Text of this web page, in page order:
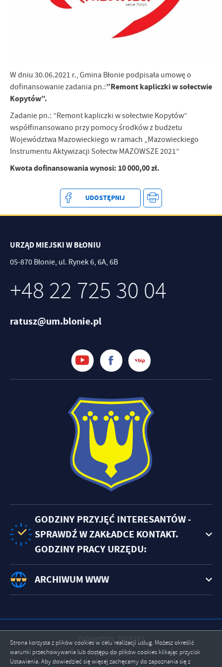
W dniu 30.06.2021 r., Gmina Błonie podpisała umowę o
dofinansowanie zadania pn.:”Remont kapliczki w sołectwie
Kopytów”.
Zadanie pn.: ”Remont kapliczki w sołectwie Kopytów”
współfinansowano przy pomocy środków z budżetu
Województwa Mazowieckiego w ramach „Mazowieckiego
Instrumentu Aktywizacji Sołectw MAZOWSZE 2021”
Kwota dofinansowania wynosi: 10 000,00 zł.
UDOSTĘPNIJ
URZĄD MIEJSKI W BŁONIU
05-870 Błonie, ul. Rynek 6, 6A, 6B
+48 22 725 30 04
ratusz@um.blonie.pl
GODZINY PRZYJĘĆ INTERESANTÓW -
SPRAWDŹ W ZAKŁADCE KONTAKT.
GODZINY PRACY URZĘDU:
ARCHIWUM WWW
Odwiedzin: 2959322
Online: 73
Strona korzysta z plików cookies w celu realizacji usług. Możesz określić
warunki przechowywania lub dostępu do plików cookies klikając przycisk
Ustawienia. Aby dowiedzieć się więcej zachęcamy do zapoznania się z
treści w postaci wiadomości, ofert, komunikatów mediów